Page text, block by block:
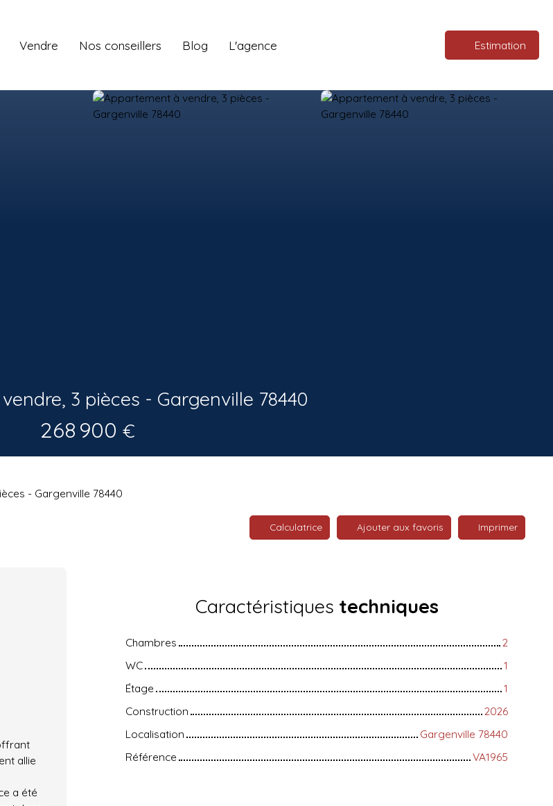
Vendre Nos conseillers Blog L'agence Estimation
3 pièces - Gargenville 78440
268 900 €
- Gargenville 78440
Calculatrice Ajouter aux favoris Imprimer
allie
a été
Caractéristiques techniques
Chambres
2
WC
1
Étage
1
Construction
2026
Localisation
Gargenville 78440
Référence
VA1965